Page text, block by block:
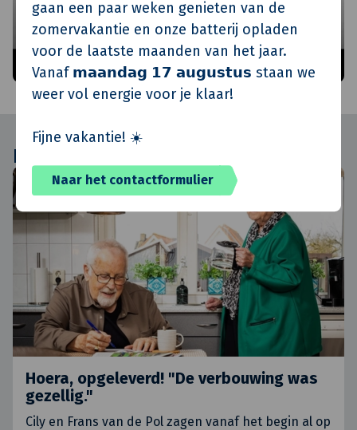
gaan een paar weken genieten van de
zomervakantie en onze batterij opladen
voor de laatste maanden van het jaar.
Vanaf 𝗺𝗮𝗮𝗻𝗱𝗮𝗴 𝟭𝟳 𝗮𝘂𝗴𝘂𝘀𝘁𝘂𝘀 staan we
weer vol energie voor je klaar!
Fijne vakantie! ☀️
Naar het contactformulier
Laatste
Projectupdate
Hoera, opgeleverd! "De verbouwing was
gezellig."
Cily en Frans van de Pol zagen vanaf het begin al op